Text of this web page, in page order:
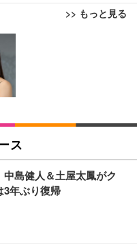
>> もっと見る
ア 椅子 テレワーク 疲れな
ト コンパクト 約105度ロッ
度回転 座面昇降 強化ナイロ
シュ 在宅ワーク H-WY01
ェア／デスクチェア メッシ
い ブラック
デスクチェア 疲れない テレ
レスト 30度ロッキング機
ート 90度跳ね上げ式アーム
ミアムモニター | FlexScan
UHD・USB Type-C・ホワ
ミアムモニター | FlexScan
モニター DualSense 充電
）
トシーツ 薄型 レギュラー 1
ト 300枚
トシーツ 厚型 ワイド 42枚
面:ライトブルー)
オムツ L 中型犬用 26枚入
ス
中島健人＆土屋太鳳がク
3年ぶり復帰